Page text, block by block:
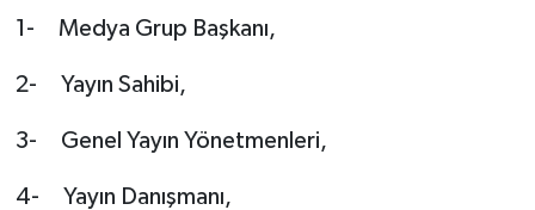
1- Medya Grup Başkanı,
2- Yayın Sahibi,
3- Genel Yayın Yönetmenleri,
4- Yayın Danışmanı,